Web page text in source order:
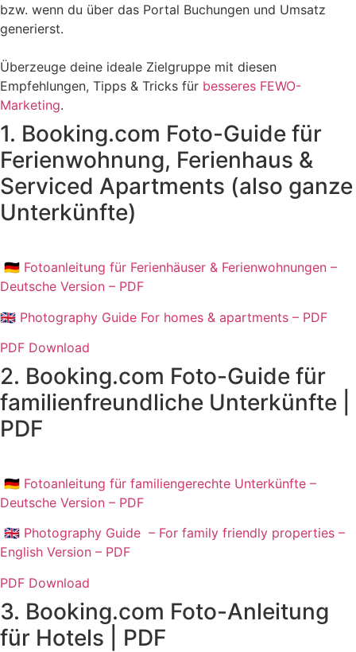
bzw. wenn du über das Portal Buchungen und Umsatz
generierst.
Überzeuge deine ideale Zielgruppe mit diesen
Empfehlungen, Tipps & Tricks für besseres FEWO-
Marketing.
1. Booking.com Foto-Guide für
Ferienwohnung, Ferienhaus &
Serviced Apartments (also ganze
Unterkünfte)
🇩🇪 Fotoanleitung für Ferienhäuser & Ferienwohnungen –
Deutsche Version – PDF
🇬🇧 Photography Guide For homes & apartments – PDF
PDF Download
2. Booking.com Foto-Guide für
familienfreundliche Unterkünfte |
PDF
🇩🇪 Fotoanleitung für familiengerechte Unterkünfte –
Deutsche Version – PDF
🇬🇧 Photography Guide – For family friendly properties –
English Version – PDF
PDF Download
3. Booking.com Foto-Anleitung
für Hotels | PDF